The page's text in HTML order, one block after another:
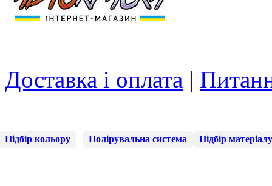
Доставка і оплата |
Підбір кольору Полірувальна система Підбір матеріалу